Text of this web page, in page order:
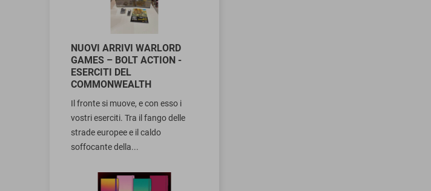
NUOVI ARRIVI WARLORD
GAMES – BOLT ACTION -
ESERCITI DEL
COMMONWEALTH
Il fronte si muove, e con esso i
vostri eserciti. Tra il fango delle
strade europee e il caldo
soffocante della...